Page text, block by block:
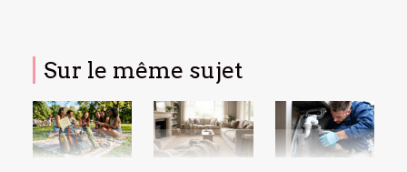
Sur le même sujet